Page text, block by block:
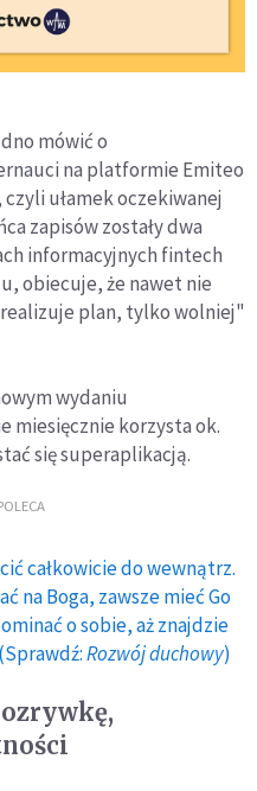
mówić o
na platformie Emiteo
ułamek oczekiwanej
zapisów zostały dwa
informacyjnych fintech
obiecuje, że nawet nie
plan, tylko wolniej"
wydaniu
miesięcznie korzysta ok.
się superaplikacją.
całkowicie do wewnątrz.
na Boga, zawsze mieć Go
o sobie, aż znajdzie
Rozwój duchowy)